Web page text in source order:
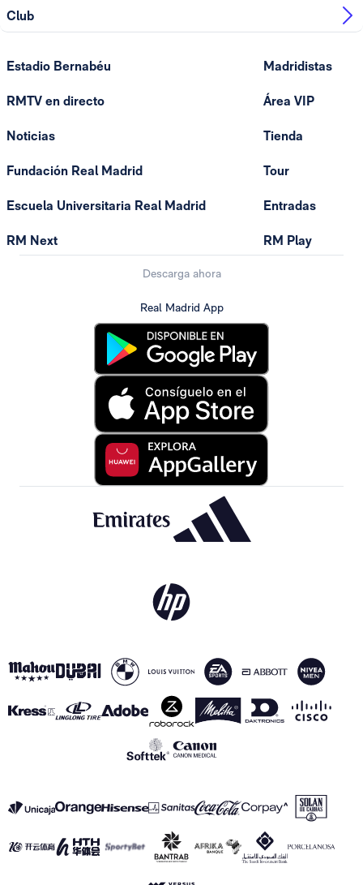
Club
Estadio Bernabéu
RMTV en directo
Noticias
Fundación Real Madrid
Escuela Universitaria Real Madrid
RM Next
Madridistas
Área VIP
Tienda
Tour
Entradas
RM Play
Descarga ahora
Real Madrid App